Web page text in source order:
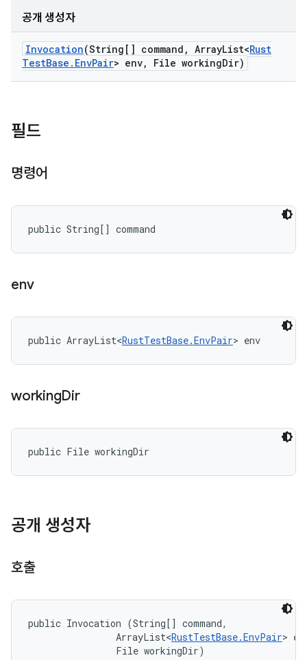
공개 생성자
Invocation(String[] command , ArrayList<Rust
TestBase . EnvPair> env, File workingDir)
필드
명령어
public String[] command
env
public ArrayList<RustTestBase.EnvPair> env
workingDir
public File workingDir
공개 생성자
호출
public Invocation (String[] command,
                ArrayList<
RustTestBase.EnvPair>
                File workingDir)